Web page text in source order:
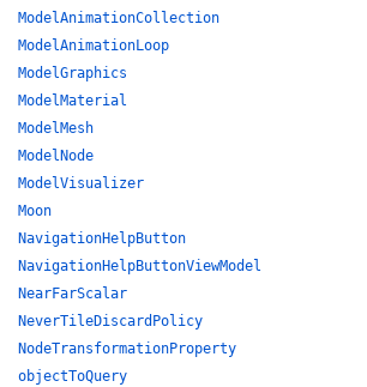
ModelAnimationCollection
ModelAnimationLoop
ModelGraphics
ModelMaterial
ModelMesh
ModelNode
ModelVisualizer
Moon
NavigationHelpButton
NavigationHelpButtonViewModel
NearFarScalar
NeverTileDiscardPolicy
NodeTransformationProperty
objectToQuery